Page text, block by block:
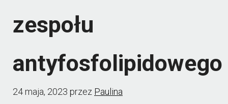
zespołu
antyfosfolipidowego
24 maja, 2023 przez Paulina